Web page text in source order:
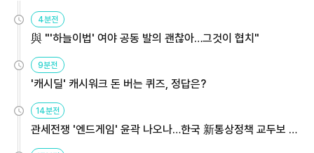
4분전
與 "'하늘이법' 여야 공동 발의 괜찮아…그것이 협치"
9분전
'캐시딜' 캐시워크 돈 버는 퀴즈, 정답은?
14분전
관세전쟁 '엔드게임' 윤곽 나오나…한국 新통상정책 교두보 활